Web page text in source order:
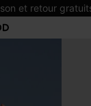
et retour